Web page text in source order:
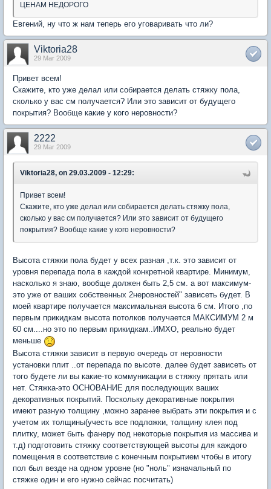
ЦЕНАМ НЕДОРОГО
Евгений, ну что ж нам теперь его уговаривать что ли?
Viktoria28
29 Mar 2009
Привет всем!
Скажите, кто уже делал или собирается делать стяжку пола,
сколько у вас см получается? Или это зависит от будущего
покрытия? Вообще какие у кого неровности?
2222
29 Mar 2009
Viktoria28, on 29.03.2009 - 12:29:
Привет всем!
Скажите, кто уже делал или собирается делать стяжку пола,
сколько у вас см получается? Или это зависит от будущего
покрытия? Вообще какие у кого неровности?
Высота стяжки пола будет у всех разная ,т.к. это зависит от
уровня перепада пола в каждой конкретной квартире. Минимум,
насколько я знаю, вообще должен быть 2,5 см. а вот максимум-
это уже от ваших собственных 2неровностей" зависеть будет. В
моей квартире получается максимальная высота 6 см. Итого ,по
первым прикидкам высота потолков получается МАКСИМУМ 2 м
60 см....но это по первым прикидкам..ИМХО, реально будет
меньше
Высота стяжки зависит в первую очередь от неровности
установки плит ..от перепада по высоте. далее будет зависеть от
того будете ли вы какие-то коммуникации в стяжку прятать или
нет. Стяжка-это ОСНОВАНИЕ для последующих ваших
декоративных покрытий. Поскольку декоративные покрытия
имеют разную толщину ,можно заранее выбрать эти покрытия и с
учетом их толщины(учесть все подложки, толщину клея под
плитку, может быть фанеру под некоторые покрытия из массива и
т.д) подготовить стяжку соответствующей высоты для каждого
помещения в соответствие с конечным покрытием чтобы в итогу
пол был везде на одном уровне (но "ноль" изначальный по
стяжке один и его нужно сейчас посчитать)